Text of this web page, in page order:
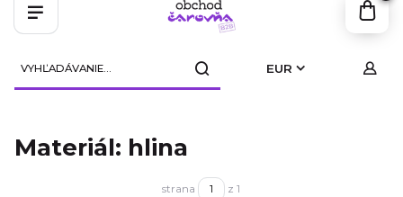
EUR
Materiál: hlina
strana z 1